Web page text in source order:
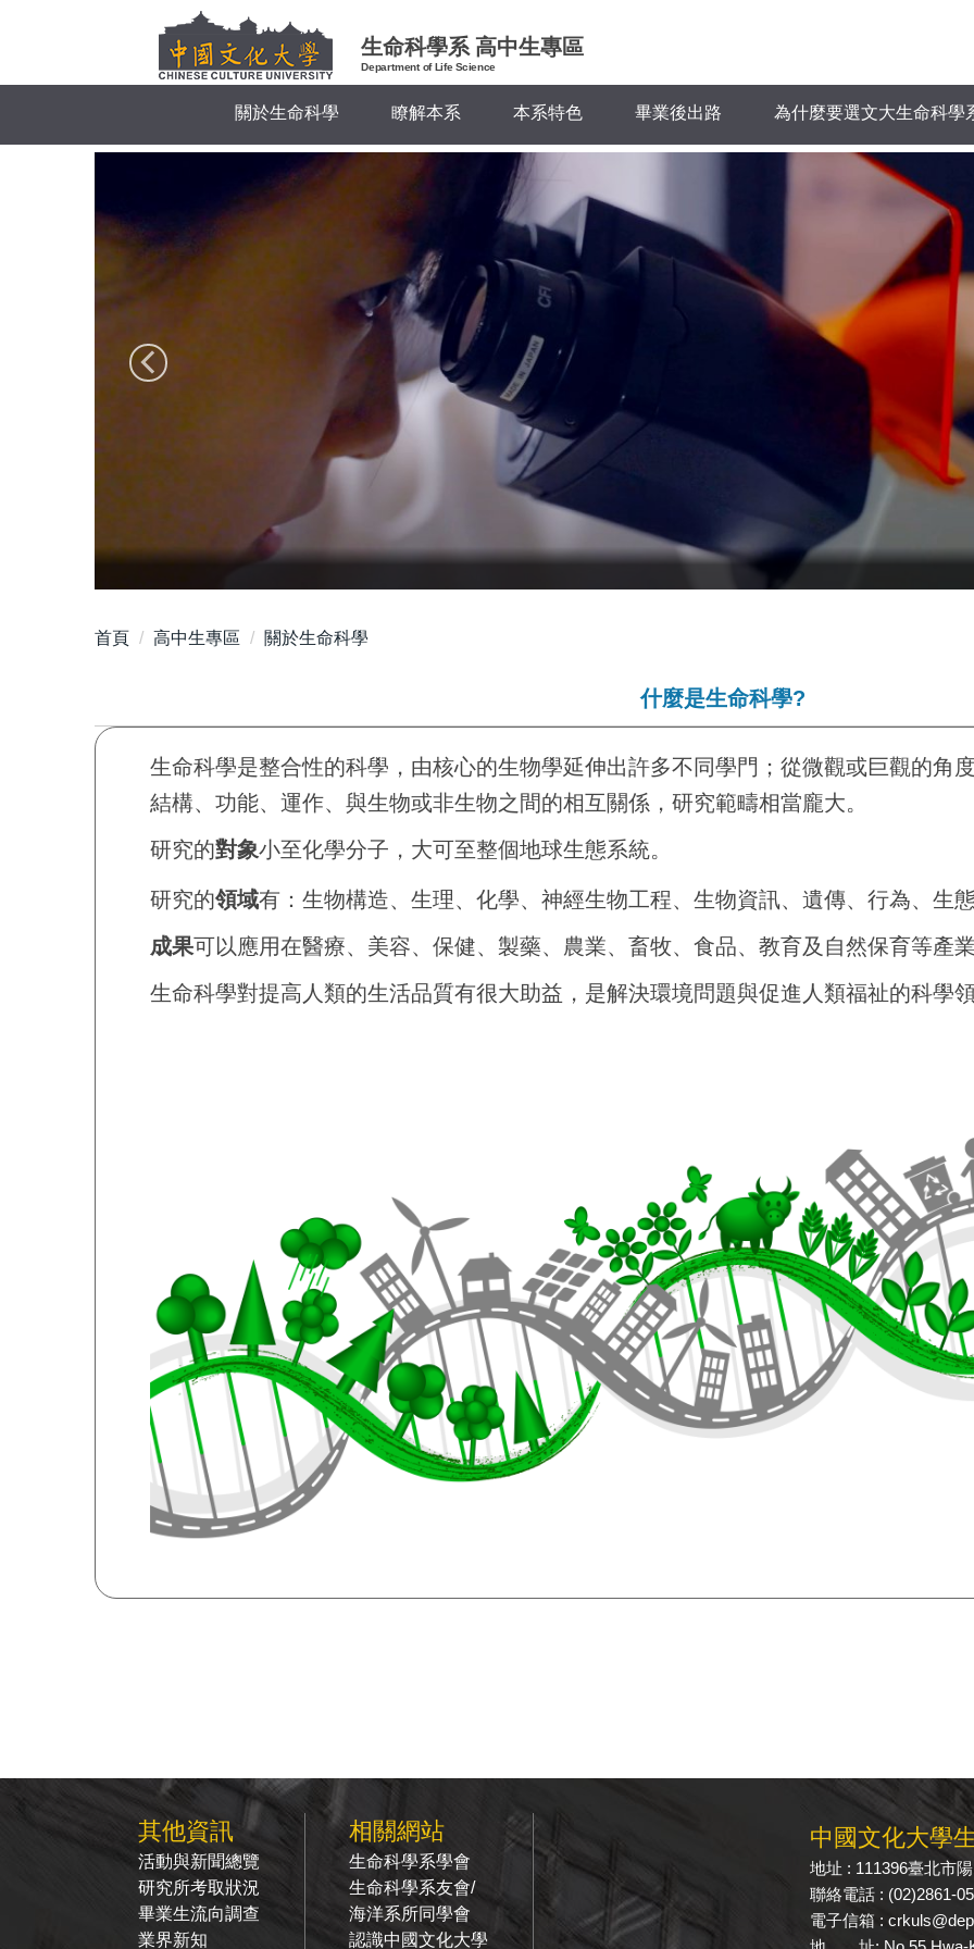
容
生命科學系 高中生專區
Department of Life Science
關於生命科學 瞭解本系 本系特色 畢業後出路 為什麼要選文大生命科學
首頁 高中生專區 關於生命科學
什麼是生命科學?
生命科學是整合性的科學，由核心的生物學延伸出許多不同學門；從微觀或巨觀的角
結構、功能、運作、與生物或非生物之間的相互關係，研究範疇相當龐大。
研究的對象小至化學分子，大可至整個地球生態系統。
研究的領域有：生物構造、生理、化學、神經生物工程、生物資訊、遺傳、行為、生
成果可以應用在醫療、美容、保健、製藥、農業、畜牧、食品、教育及自然保育等產
生命科學對提高人類的生活品質有很大助益，是解決環境問題與促進人類福祉的科學
其他資訊
活動與新聞總覽
研究所考取狀況
畢業生流向調查
業界新知
相關網站
生命科學系學會
生命科學系友會/
海洋系所同學會
認識中國文化大學
中國文化大學
地址 : 111396臺北市
聯絡電話 : (02)2861-
電子信箱 :